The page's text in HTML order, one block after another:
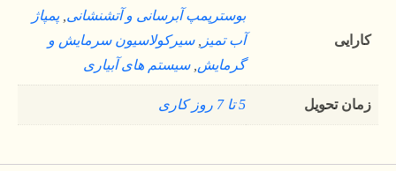
کارایی
بوسترپمپ آبرسانی و آتشنشانی ,پمپاژ
آب تمیز
,سیرکولاسیون سرمایش و
گرمایش ,سیستم های آبیاری
زمان تحویل 5 تا 7 روز کاری